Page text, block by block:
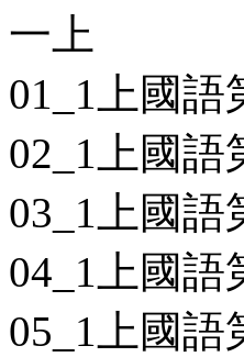
一上
01_1上國語
02_1上國語
03_1上國語
04_1上國語
05_1上國語